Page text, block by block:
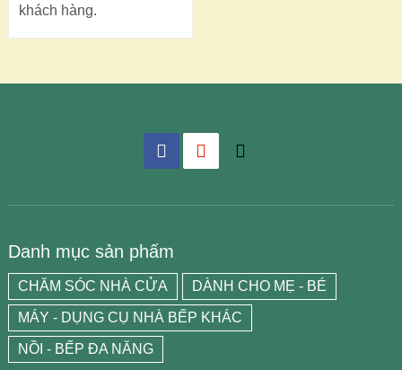
khách hàng.
Danh mục sản phẩm
CHĂM SÓC NHÀ CỬA DÀNH CHO MẸ - BÉ
MÁY - DỤNG CỤ NHÀ BẾP KHÁC
NỒI - BẾP ĐA NĂNG